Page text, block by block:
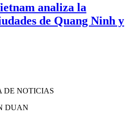
analiza la
de Quang Ninh y
DE NOTICIAS
DUAN